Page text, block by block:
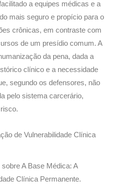
a equipes médicas e a
mais seguro e propício para o
crônicas, em contraste com
de um presídio comum. A
da pena, dada a
clínico e a necessidade
segundo os defensores, não
pelo sistema carcerário,
de Vulnerabilidade Clínica
A Base Médica: A
Clínica Permanente.